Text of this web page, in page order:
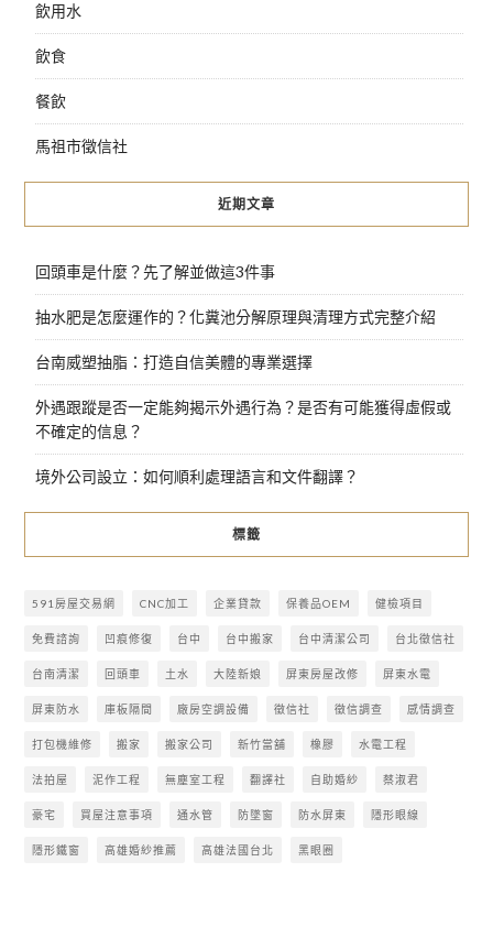
飲用水
飲食
餐飲
馬祖市徵信社
近期文章
回頭車是什麼？先了解並做這3件事
抽水肥是怎麼運作的？化糞池分解原理與清理方式完整介紹
台南威塑抽脂：打造自信美體的專業選擇
外遇跟蹤是否一定能夠揭示外遇行為？是否有可能獲得虛假或
不確定的信息？
境外公司設立：如何順利處理語言和文件翻譯？
標籤
591房屋交易網 CNC加工 企業貸款 保養品OEM 健檢項目
免費諮詢 凹痕修復 台中 台中搬家 台中清潔公司 台北徵信社
台南清潔 回頭車 土水 大陸新娘 屏東房屋改修 屏東水電
屏東防水 庫板隔間 廠房空調設備 徵信社 徵信調查 感情調查
打包機維修 搬家 搬家公司 新竹當舖 橡膠 水電工程
法拍屋 泥作工程 無塵室工程 翻譯社 自助婚紗 蔡淑君
豪宅 買屋注意事項 通水管 防墜窗 防水屏東 隱形眼線
隱形鐵窗 高雄婚紗推薦 高雄法國台北 黑眼圈